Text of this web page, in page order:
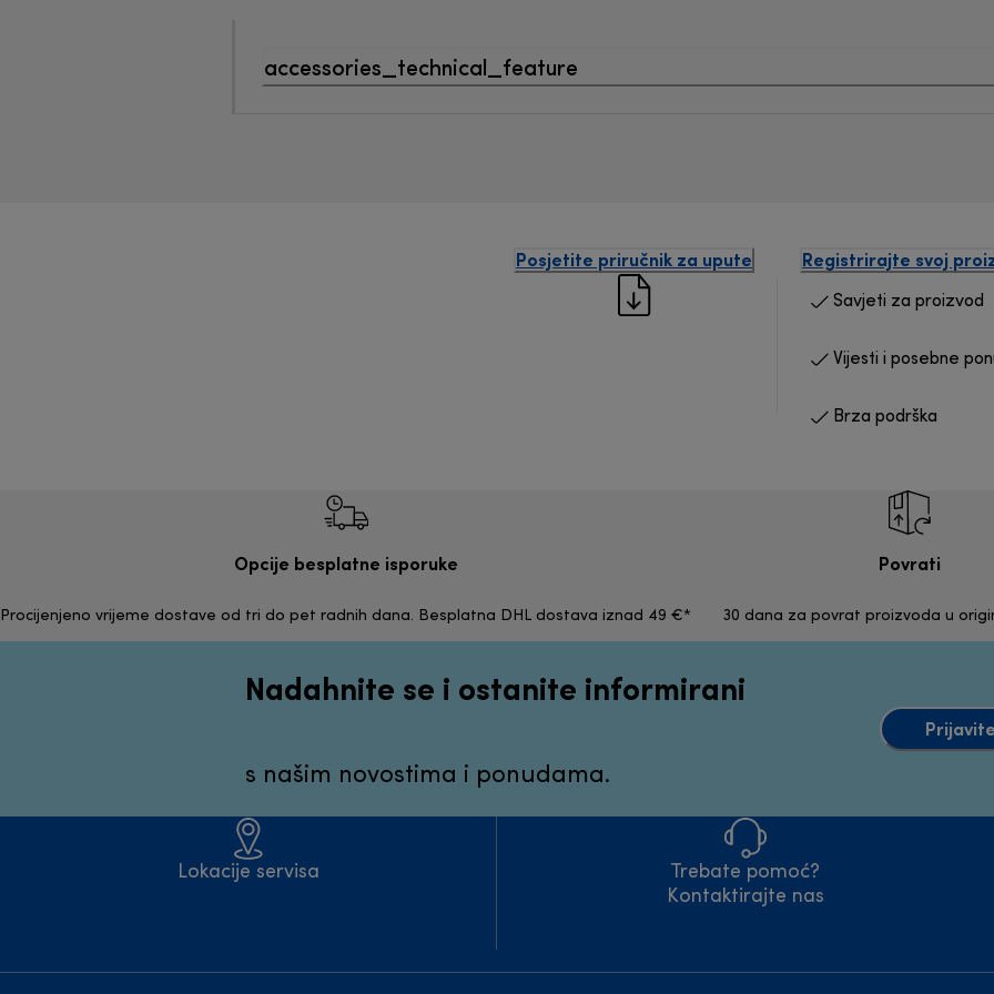
accessories_technical_feature
Posjetite priručnik za upute Registrirajte svoj
Savjeti za proizvod
Vijesti i posebne
Brza podrška
Opcije besplatne isporuke
Procijenjeno vrijeme dostave od tri do pet radnih dana. Besplatna DHL dostava iznad 49 €*
Povrati
30 dana za povrat proizvoda u
Nadahnite se i ostanite informirani
s našim novostima i ponudama.
Lokacije servisa
Trebate pomoć?
Kontaktirajte nas